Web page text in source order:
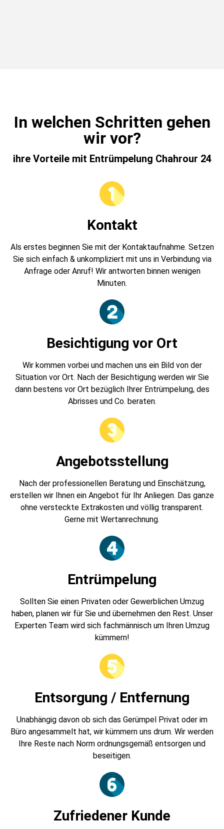
In welchen Schritten gehen
wir vor?
ihre Vorteile mit Entrümpelung Chahrour 24
Kontakt
Als erstes beginnen Sie mit der Kontaktaufnahme. Setzen
Sie sich einfach & unkompliziert mit uns in Verbindung via
Anfrage oder Anruf! Wir antworten binnen wenigen
Minuten.
Besichtigung vor Ort
Wir kommen vorbei und machen uns ein Bild von der
Situation vor Ort. Nach der Besichtigung werden wir Sie
dann bestens vor Ort bezüglich Ihrer Entrümpelung, des
Abrisses und Co. beraten.
Angebotsstellung
Nach der professionellen Beratung und Einschätzung,
erstellen wir Ihnen ein Angebot für Ihr Anliegen. Das ganze
ohne versteckte Extrakosten und völlig transparent.
Gerne mit Wertanrechnung.
Entrümpelung
Sollten Sie einen Privaten oder Gewerblichen Umzug
haben, planen wir für Sie und übernehmen den Rest. Unser
Experten Team wird sich fachmännisch um Ihren Umzug
kümmern!
Entsorgung / Entfernung
Unabhängig davon ob sich das Gerümpel Privat oder im
Büro angesammelt hat, wir kümmern uns drum. Wir werden
Ihre Reste nach Norm ordnungsgemäß entsorgen und
beseitigen.
Zufriedener Kunde